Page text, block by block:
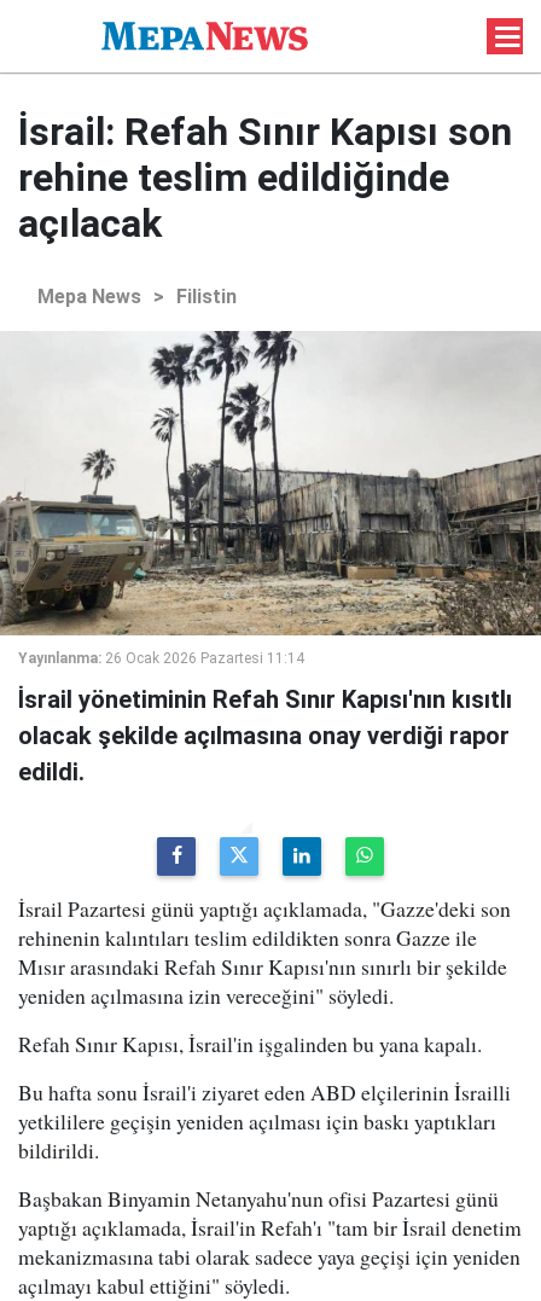
İsrail: Refah Sınır Kapısı son
rehine teslim edildiğinde
açılacak
Mepa News > Filistin
Yayınlanma: 26 Ocak 2026 Pazartesi 11:14
İsrail yönetiminin Refah Sınır Kapısı'nın kısıtlı
olacak şekilde açılmasına onay verdiği rapor
edildi.
İsrail Pazartesi günü yaptığı açıklamada, "Gazze'deki son
rehinenin kalıntıları teslim edildikten sonra Gazze ile
Mısır arasındaki Refah Sınır Kapısı'nın sınırlı bir şekilde
yeniden açılmasına izin vereceğini" söyledi.
Refah Sınır Kapısı, İsrail'in işgalinden bu yana kapalı.
Bu hafta sonu İsrail'i ziyaret eden ABD elçilerinin İsrailli
yetkililere geçişin yeniden açılması için baskı yaptıkları
bildirildi.
Başbakan Binyamin Netanyahu'nun ofisi Pazartesi günü
yaptığı açıklamada, İsrail'in Refah'ı "tam bir İsrail denetim
mekanizmasına tabi olarak sadece yaya geçişi için yeniden
açılmayı kabul ettiğini" söyledi.